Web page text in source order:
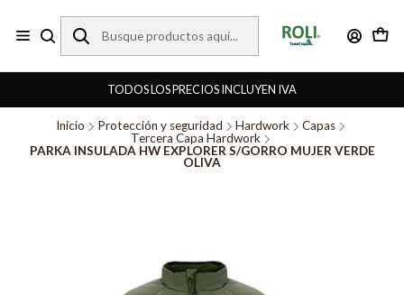
TODOS LOS PRECIOS INCLUYEN IVA
Inicio Protección y seguridad Hardwork
Capas
Tercera Capa Hardwork
PARKA INSULADA HW EXPLORER S/GORRO MUJER VERDE
OLIVA